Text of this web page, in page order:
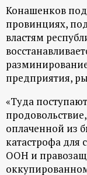
о
н
н
ы
й
п
Конашенков
провинциях,
властям
предприятия,
«Туда
оплаченной из
катастрофа для
ООН и